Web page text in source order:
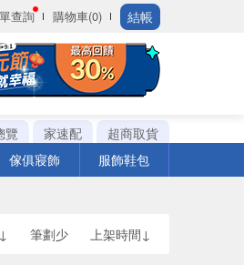
查詢 購物車(0) 結帳
覽 家速配
超商取貨
傢俱寢飾 服飾鞋包
筆劃少 上架時間↓